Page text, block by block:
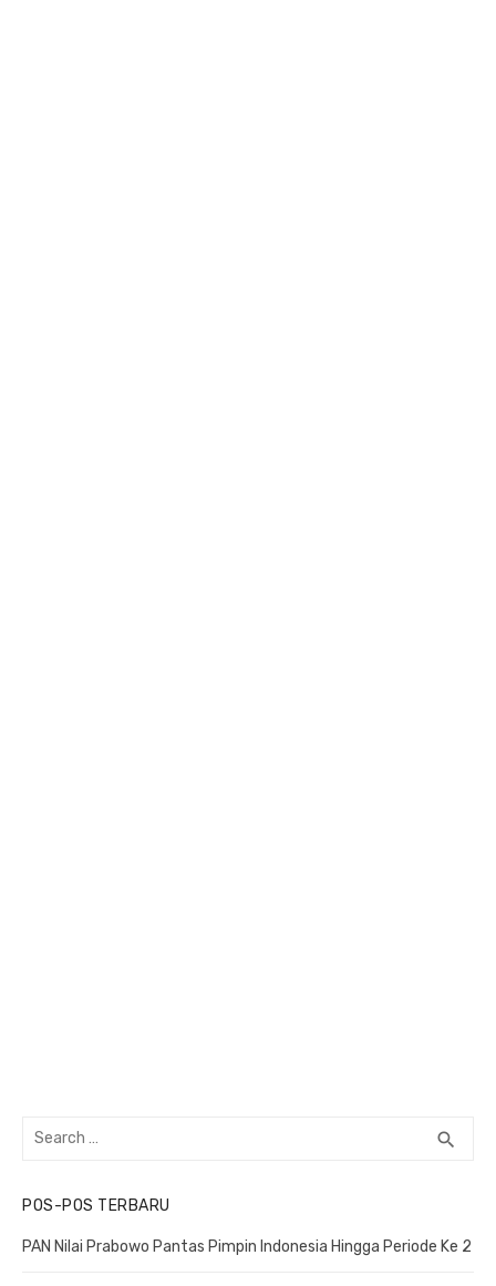
Search
search
POS-POS TERBARU
PAN Nilai Prabowo Pantas Pimpin Indonesia Hingga Periode Ke 2